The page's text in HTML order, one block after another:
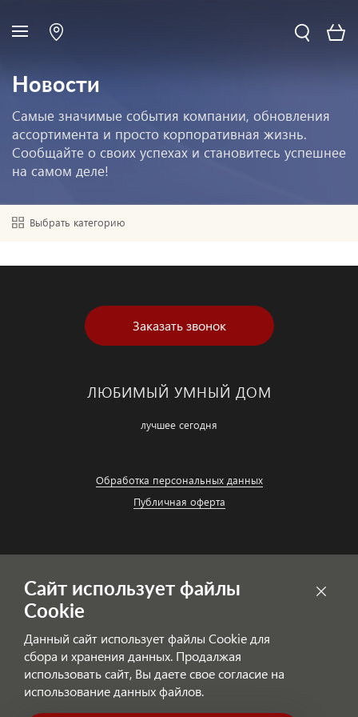
Новости
Самые значимые события компании, обновления
ассортимента и просто корпоративная жизнь.
Сообщайте о своих успехах и становитесь успешнее
на самом деле!
Выбрать категорию
Заказать звонок
ЛЮБИМЫЙ УМНЫЙ ДОМ
лучшее сегодня
Обработка персональных данных
Публичная оферта
© ЛЮБИМЫЙ УМНЫЙ ДОМ — уникальные решения!
Сайт использует файлы
Cookie
Данный сайт использует файлы Cookie для
сбора и хранения данных. Продалжая
использовать сайт, Вы даете свое согласие на
использование данных файлов.